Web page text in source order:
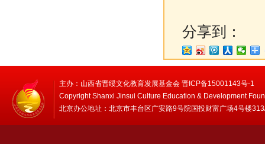
分享到：
主办：山西省晋绥文化教育发展基金会 晋ICP备15001143号-1
Copyright Shanxi Jinsui Culture Education & Development
北京办公地址：北京市丰台区广安路9号院国投财富广场4号楼